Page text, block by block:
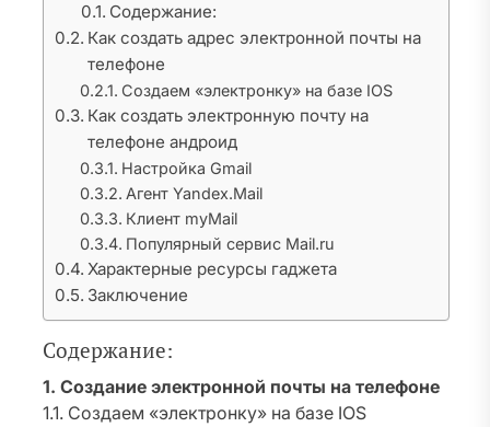
Содержание:
Как создать адрес электронной почты на
телефоне
Создаем «электронку» на базе IOS
Как создать электронную почту на
телефоне андроид
Настройка Gmail
Агент Yandex.Mail
Клиент myMail
Популярный сервис Mail.ru
Характерные ресурсы гаджета
Заключение
Содержание:
1. Создание электронной почты на телефоне
1.1. Создаем «электронку» на базе IOS